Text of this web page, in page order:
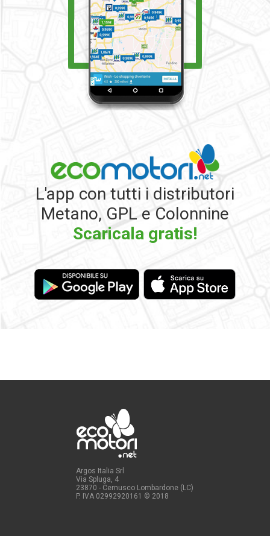
L'app con tutti i distributori
Metano, GPL e Colonnine
Scaricala gratis!
Argos Italia Srl
Via Spluga, 4
23870 - Cernusco Lombardone (LC)
P. IVA 02992920161 © 2018